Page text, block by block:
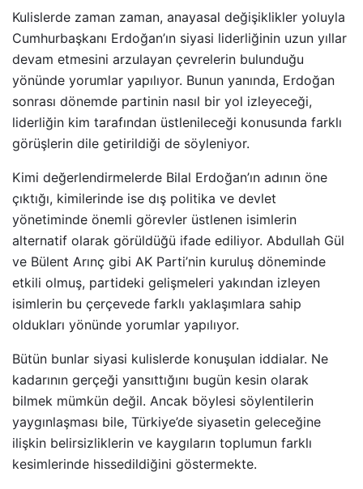
Kulislerde zaman zaman, anayasal değişiklikler yoluyla
Cumhurbaşkanı Erdoğan’ın siyasi liderliğinin uzun yıllar
devam etmesini arzulayan çevrelerin bulunduğu
yönünde yorumlar yapılıyor. Bunun yanında, Erdoğan
sonrası dönemde partinin nasıl bir yol izleyeceği,
liderliğin kim tarafından üstlenileceği konusunda farklı
görüşlerin dile getirildiği de söyleniyor.
Kimi değerlendirmelerde Bilal Erdoğan’ın adının öne
çıktığı, kimilerinde ise dış politika ve devlet
yönetiminde önemli görevler üstlenen isimlerin
alternatif olarak görüldüğü ifade ediliyor. Abdullah Gül
ve Bülent Arınç gibi AK Parti’nin kuruluş döneminde
etkili olmuş, partideki gelişmeleri yakından izleyen
isimlerin bu çerçevede farklı yaklaşımlara sahip
oldukları yönünde yorumlar yapılıyor.
Bütün bunlar siyasi kulislerde konuşulan iddialar. Ne
kadarının gerçeği yansıttığını bugün kesin olarak
bilmek mümkün değil. Ancak böylesi söylentilerin
yaygınlaşması bile, Türkiye’de siyasetin geleceğine
ilişkin belirsizliklerin ve kaygıların toplumun farklı
kesimlerinde hissedildiğini göstermekte.